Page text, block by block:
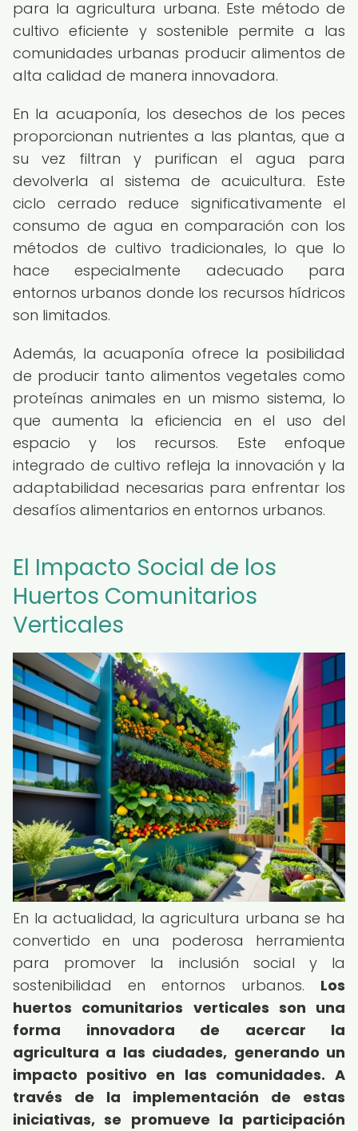
para la agricultura urbana. Este método de
cultivo eficiente y sostenible permite a las
comunidades urbanas producir alimentos de
alta calidad de manera innovadora.
En la acuaponía, los desechos de los peces
proporcionan nutrientes a las plantas, que a
su vez filtran y purifican el agua para
devolverla al sistema de acuicultura. Este
ciclo cerrado reduce significativamente el
consumo de agua en comparación con los
métodos de cultivo tradicionales, lo que lo
hace especialmente adecuado para
entornos urbanos donde los recursos hídricos
son limitados.
Además, la acuaponía ofrece la posibilidad
de producir tanto alimentos vegetales como
proteínas animales en un mismo sistema, lo
que aumenta la eficiencia en el uso del
espacio y los recursos. Este enfoque
integrado de cultivo refleja la innovación y la
adaptabilidad necesarias para enfrentar los
desafíos alimentarios en entornos urbanos.
El Impacto Social de los
Huertos Comunitarios
Verticales
En la actualidad, la agricultura urbana se ha
convertido en una poderosa herramienta
para promover la inclusión social y la
sostenibilidad en entornos urbanos. Los
huertos comunitarios verticales son una
forma innovadora de acercar la
agricultura a las ciudades, generando un
impacto positivo en las comunidades. A
través de la implementación de estas
iniciativas, se promueve la participación